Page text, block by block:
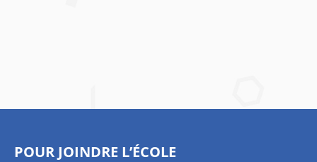
POUR JOINDRE L’ÉCOLE